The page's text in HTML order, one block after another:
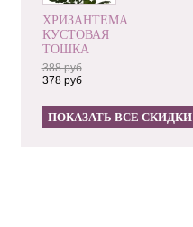
ХРИЗАНТЕМА
КУСТОВАЯ
ТОШКА
388 руб
378 руб
ПОКАЗАТЬ ВСЕ СКИДКИ